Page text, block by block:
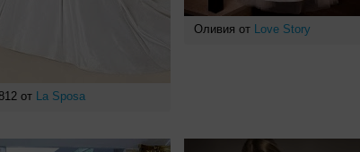
от La Sposa
Оливия от Love Story